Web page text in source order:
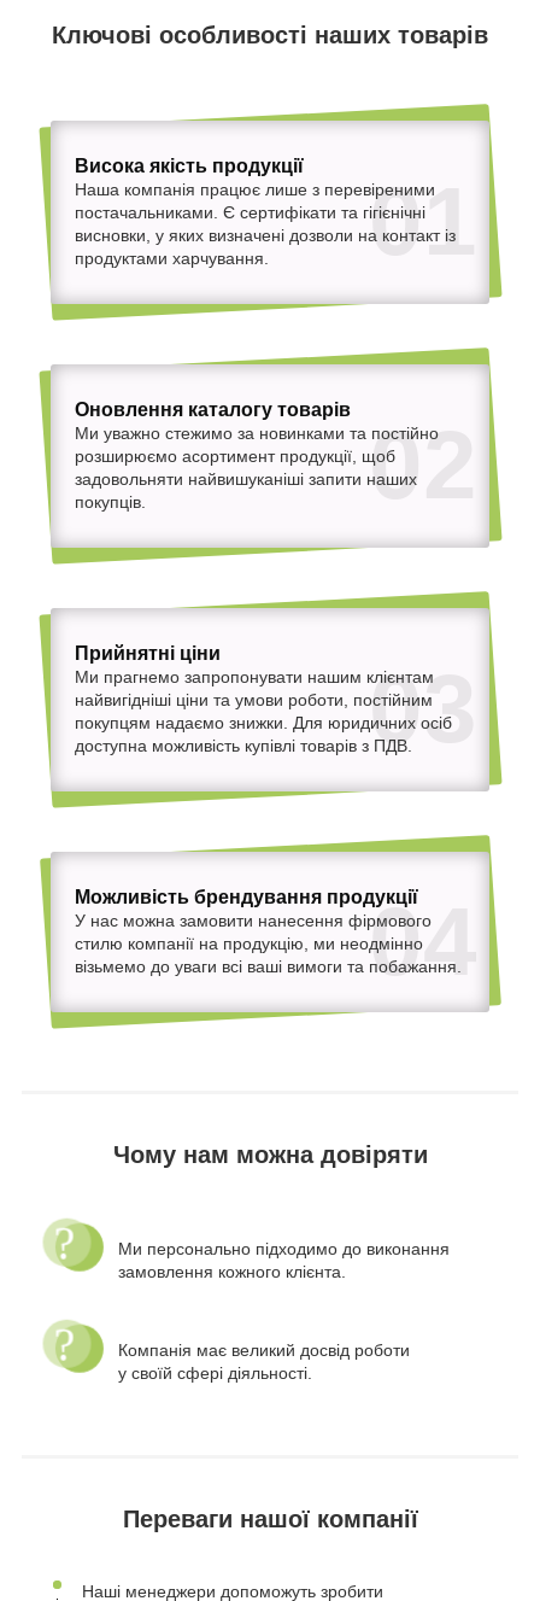
Ключові особливості наших товарів
01
Висока якість продукції
Наша компанія працює лише з перевіреними
постачальниками. Є сертифікати та гігієнічні
висновки, у яких визначені дозволи на контакт із
продуктами харчування.
02
Оновлення каталогу товарів
Ми уважно стежимо за новинками та постійно
розширюємо асортимент продукції, щоб
задовольняти найвишуканіші запити наших
покупців.
03
Прийнятні ціни
Ми прагнемо запропонувати нашим клієнтам
найвигідніші ціни та умови роботи, постійним
покупцям надаємо знижки. Для юридичних осіб
доступна можливість купівлі товарів з ПДВ.
04
Можливість брендування продукції
У нас можна замовити нанесення фірмового
стилю компанії на продукцію, ми неодмінно
візьмемо до уваги всі ваші вимоги та побажання.
Чому нам можна довіряти
Ми персонально підходимо до виконання
замовлення кожного клієнта.
Компанія має великий досвід роботи
у своїй сфері діяльності.
Переваги нашої компанії
Наші менеджери допоможуть зробити